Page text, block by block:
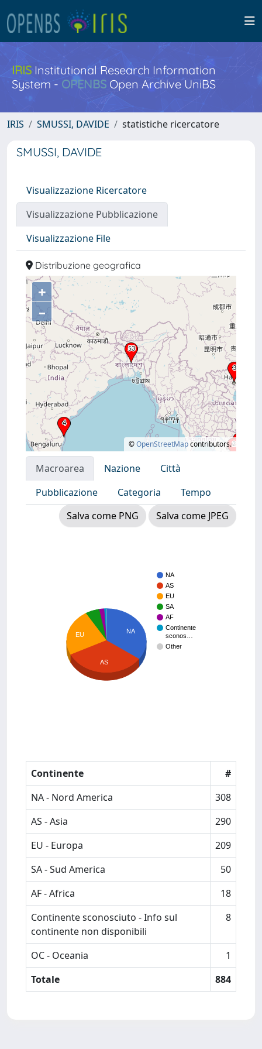
IRISInstitutional Research Information
System - OPENBS Open Archive UniBS
IRIS SMUSSI, DAVIDE statistiche ricercatore
SMUSSI, DAVIDE
Visualizzazione Ricercatore
Visualizzazione Pubblicazione
Visualizzazione File
Distribuzione geografica
+
–
©OpenStreetMapcontributors.
Macroarea Nazione
Città
Pubblicazione
Categoria
Tempo
Salva come PNG
Salva come JPEG
NA
AS
EU
SA
AF
Continente
sconos…
Other
NA
EU
AS
Continente
#
NA - Nord America
308
AS - Asia
290
EU - Europa
209
SA - Sud America
50
AF - Africa
18
Continente sconosciuto - Info sul
continente non disponibili
8
OC - Oceania
1
Totale
884